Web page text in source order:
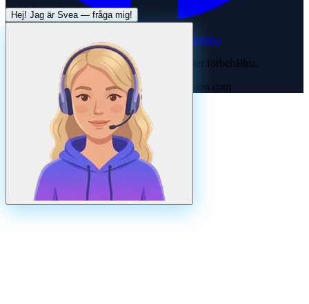
Dödsboofferter — hjälp med dödsbo
Svenska Hantverkare. Alla rättigheter förbehållna.
Uppdateradaugusti 2026· Drivs av N3ovision.com
Hej! Jag är Svea — fråga mig!